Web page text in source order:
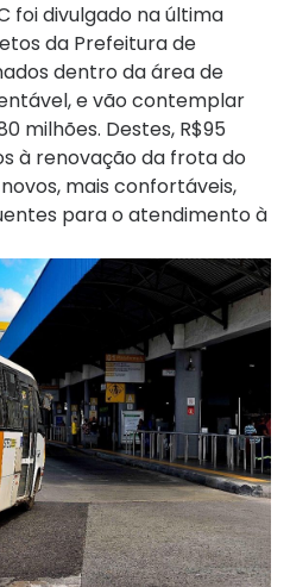
foi divulgado na última
da Prefeitura de
dentro da área de
e vão contemplar
milhões. Destes, R$95
à renovação da frota do
mais confortáveis,
para o atendimento à